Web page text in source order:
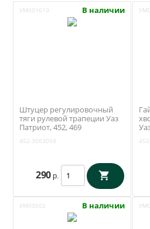
УМ001610 В наличии
Штуцер регулировочный
тяги рулевой трапеции Уаз
Патриот, 452, 469
452-3003058
290 р.
УМ00502 В наличии